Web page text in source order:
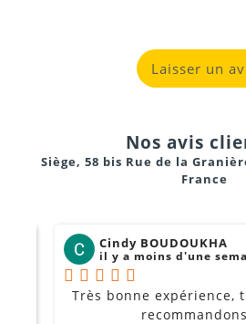
Laisser un
Nos avis
Siège, 58 bis Rue de la
France
Cindy BOUDOUKHA
il y a moins d'une
Très bonne expérience,